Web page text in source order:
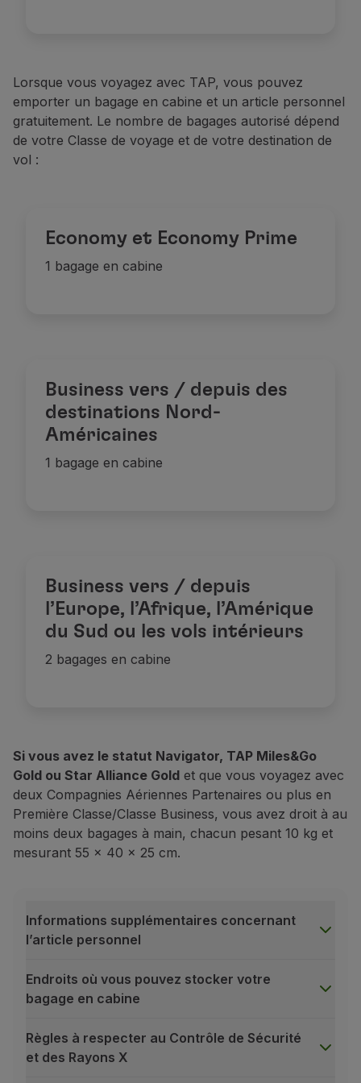
Lorsque vous voyagez avec TAP, vous pouvez
emporter un bagage en cabine et un article personnel
gratuitement. Le nombre de bagages autorisé dépend
de votre Classe de voyage et de votre destination de
vol :
Economy et Economy Prime
1 bagage en cabine
Business vers / depuis des
destinations Nord-
Américaines
1 bagage en cabine
Business vers / depuis
l’Europe, l’Afrique, l’Amérique
du Sud ou les vols intérieurs
2 bagages en cabine
Si vous avez le statut Navigator, TAP Miles&Go
Gold ou Star Alliance Gold et que vous voyagez avec
deux Compagnies Aériennes Partenaires ou plus en
Première Classe/Classe Business, vous avez droit à au
moins deux bagages à main, chacun pesant 10 kg et
mesurant 55 x 40 x 25 cm.
Informations supplémentaires concernant
l’article personnel
Endroits où vous pouvez stocker votre
bagage en cabine
Règles à respecter au Contrôle de Sécurité
et des Rayons X